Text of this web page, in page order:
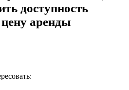
доступность
аренды